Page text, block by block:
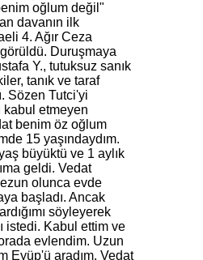
oğlum değil"
davanın ilk
4. Ağır Ceza
Duruşmaya
Y., tutuksuz sanık
tanık ve taraf
Sözen Tutci'yi
etmeyen
benim öz oğlum
15 yaşındaydım.
büyüktü ve 1 aylık
geldi. Vedat
olunca evde
başladı. Ancak
söyleyerek
istedi. Kabul ettim ve
evlendim. Uzun
Eyüp'ü aradım. Vedat